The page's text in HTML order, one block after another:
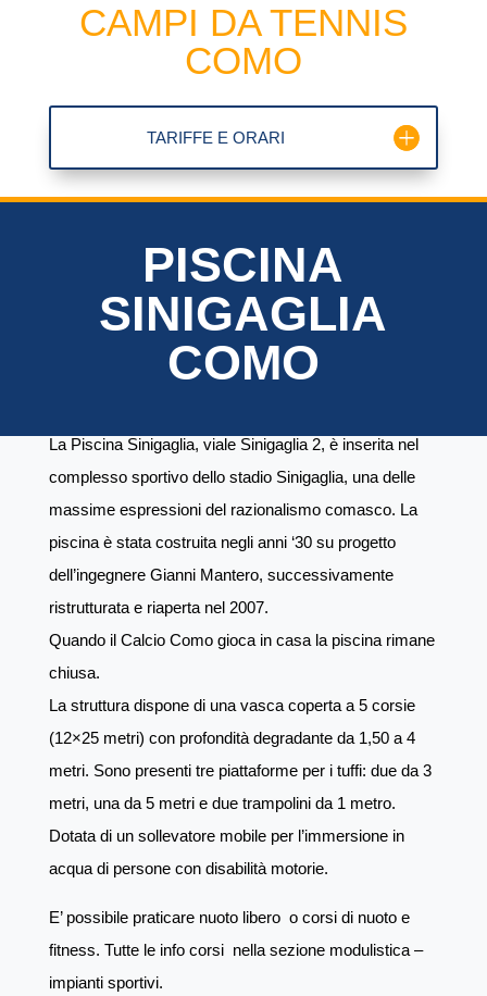
CAMPI DA TENNIS
COMO
TARIFFE E ORARI
PISCINA
SINIGAGLIA
COMO
La Piscina Sinigaglia, viale Sinigaglia 2, è inserita nel
complesso sportivo dello stadio Sinigaglia, una delle
massime espressioni del razionalismo comasco. La
piscina è stata costruita negli anni ‘30 su progetto
dell’ingegnere Gianni Mantero, successivamente
ristrutturata e riaperta nel 2007.
Quando il Calcio Como gioca in casa la piscina rimane
chiusa.
La struttura dispone di una vasca coperta a 5 corsie
(12×25 metri) con profondità degradante da 1,50 a 4
metri. Sono presenti tre piattaforme per i tuffi: due da 3
metri, una da 5 metri e due trampolini da 1 metro.
Dotata di un sollevatore mobile per l’immersione in
acqua di persone con disabilità motorie.
E’ possibile praticare nuoto libero o corsi di nuoto e
fitness. Tutte le info corsi nella sezione modulistica –
impianti sportivi.